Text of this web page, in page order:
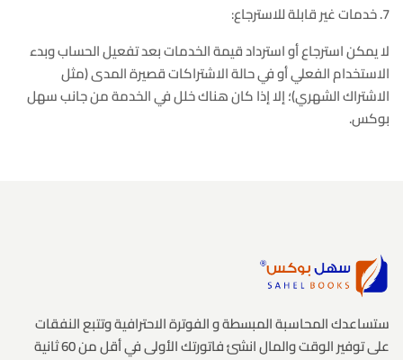
7. خدمات غير قابلة للاسترجاع:
لا يمكن استرجاع أو استرداد قيمة الخدمات بعد تفعيل الحساب وبدء
الاستخدام الفعلي أو في حالة الاشتراكات قصيرة المدى (مثل
الاشتراك الشهري)؛ إلا إذا كان هناك خلل في الخدمة من جانب سهل
بوكس.
ستساعدك المحاسبة المبسطة و الفوترة الاحترافية وتتبع النفقات
على توفير الوقت والمال انشئ فاتورتك الأولى في أقل من 60 ثانية